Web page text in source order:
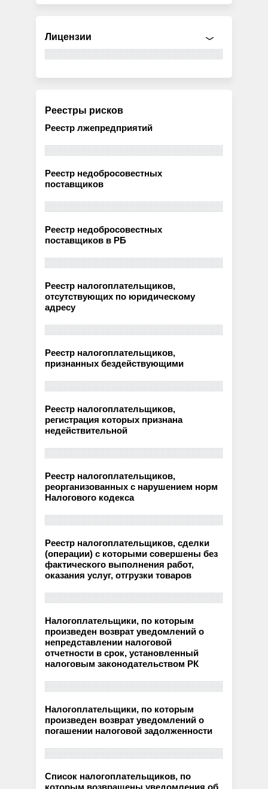
Лицензии
Реестры рисков
Реестр лжепредприятий
Реестр недобросовестных
поставщиков
Реестр недобросовестных
поставщиков в РБ
Реестр налогоплательщиков,
отсутствующих по юридическому
адресу
Реестр налогоплательщиков,
признанных бездействующими
Реестр налогоплательщиков,
регистрация которых признана
недействительной
Реестр налогоплательщиков,
реорганизованных с нарушением норм
Налогового кодекса
Реестр налогоплательщиков, сделки
(операции) с которыми совершены без
фактического выполнения работ,
оказания услуг, отгрузки товаров
Налогоплательщики, по которым
произведен возврат уведомлений о
непредставлении налоговой
отчетности в срок, установленный
налоговым законодательством РК
Налогоплательщики, по которым
произведен возврат уведомлений о
погашении налоговой задолженности
Список налогоплательщиков, по
которым возвращены уведомления об